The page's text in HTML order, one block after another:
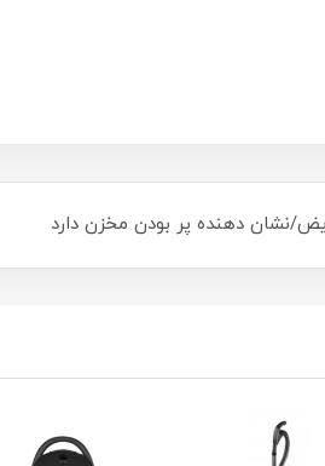
نشان دهنده پر بودن مخزن دارد